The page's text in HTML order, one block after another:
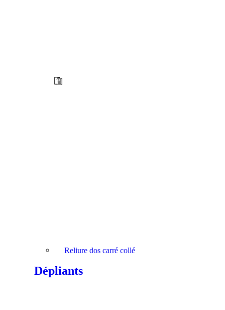
Reliure dos carré collé
Dépliants